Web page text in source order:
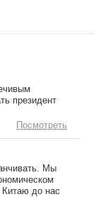
президент
Посмотреть
Мы
Китаю до нас